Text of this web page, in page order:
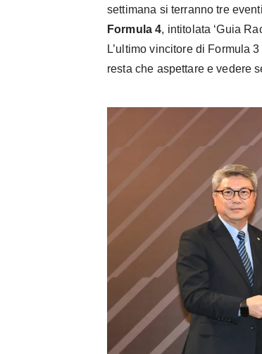
settimana si terranno tre
Formula 4, intitolata ‘Guia
L’ultimo vincitore di Formula
resta che aspettare e vedere